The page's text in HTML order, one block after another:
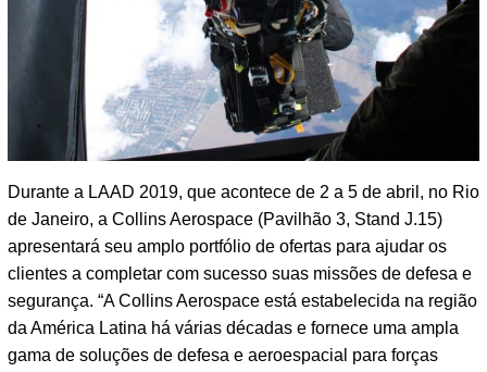
Durante a LAAD 2019, que acontece de 2 a 5 de abril, no Rio
de Janeiro, a Collins Aerospace (Pavilhão 3, Stand J.15)
apresentará seu amplo portfólio de ofertas para ajudar os
clientes a completar com sucesso suas missões de defesa e
segurança. “A Collins Aerospace está estabelecida na região
da América Latina há várias décadas e fornece uma ampla
gama de soluções de defesa e aeroespacial para forças